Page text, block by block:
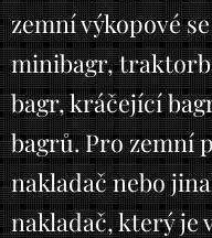
zemní výkopové
minibagr,
bagr, kráčející
bagrů. Pro zemní
nakladač nebo
nakladač, který je